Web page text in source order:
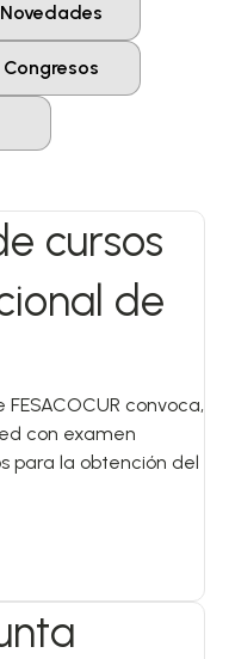
Novedades
Congresos
cursos
de
convoca,
con examen
para la obtención del